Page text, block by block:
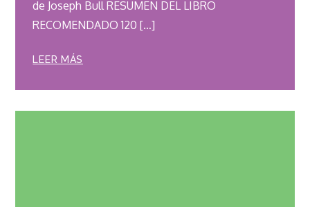
de Joseph Bull RESUMEN DEL LIBRO
RECOMENDADO 120 […]
LEER MÁS